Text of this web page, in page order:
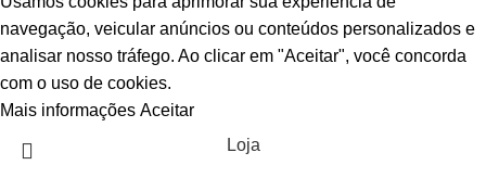
navegação, veicular anúncios ou conteúdos personalizados e
analisar nosso tráfego. Ao clicar em "Aceitar", você concorda
com o uso de cookies.
Mais informações Aceitar
Loja